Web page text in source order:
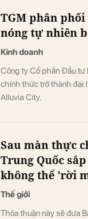
TGM phân
nóng tự nhiên
Kinh doanh
Công ty Cổ phần Đầu tư
chính thức trở thành đại
Alluvia City.
Sau màn thực
Trung Quốc
không thể 'rời
Thế giới
Thỏa thuận này sẽ đưa